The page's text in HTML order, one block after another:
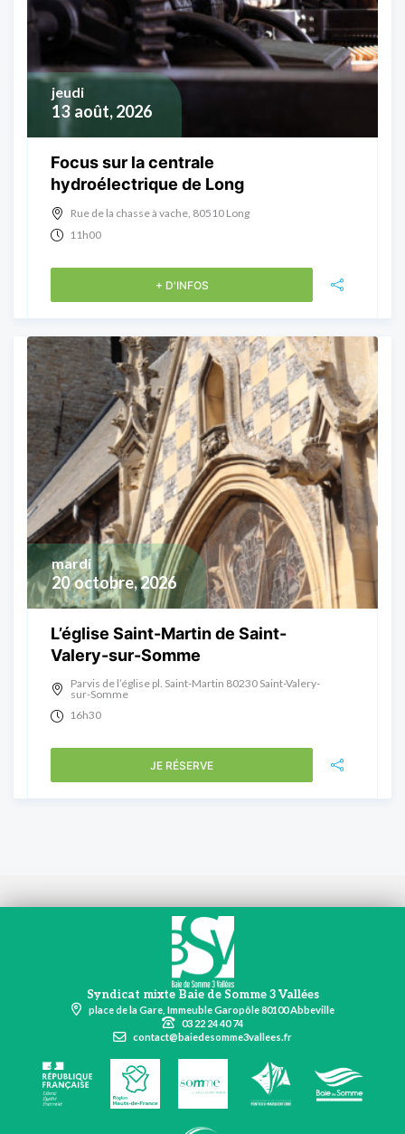
13 août, 2026
jeudi
Focus sur la centrale
hydroélectrique de Long
Rue de la chasse à vache, 80510 Long
11h00
+ D'INFOS
20 octobre, 2026
mardi
L’église Saint-Martin de Saint-
Valery-sur-Somme
Parvis de l’église pl. Saint-Martin 80230 Saint-Valery-
sur-Somme
16h30
JE RÉSERVE
Syndicat mixte Baie de Somme 3 Vallées
place de la Gare, Immeuble Garopôle 80100 Abbeville
03 22 24 40 74
contact@baiedesomme3vallees.fr